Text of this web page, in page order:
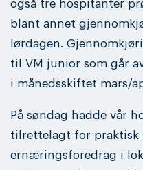
også tre hospitanter
blant annet
lørdagen.
til VM junior som går
i månedsskiftet mars/
På søndag hadde vår
tilrettelagt for praktisk
ernæringsforedrag i